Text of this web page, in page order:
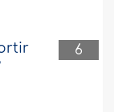
6